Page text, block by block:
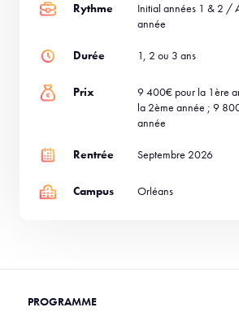
Rythme
Initial années 1 & 2 /
année
Durée 1, 2 ou 3 ans
Prix
9 400€ pour la 1ère
la 2ème année ; 9
année
Rentrée Septembre 2026
Campus Orléans